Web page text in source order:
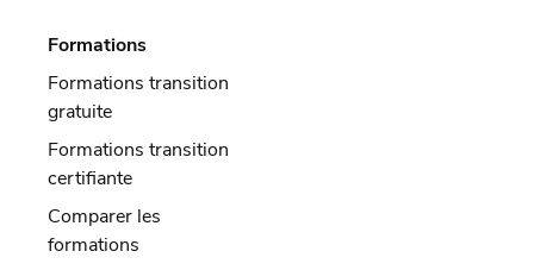
Formations
Formations transition
gratuite
Formations transition
certifiante
Comparer les
formations